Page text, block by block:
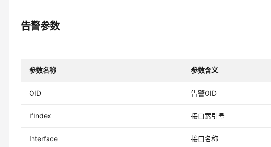
告警参数
参数名称 参数含义
OID 告警OID
IfIndex 接口索引号
Interface 接口名称